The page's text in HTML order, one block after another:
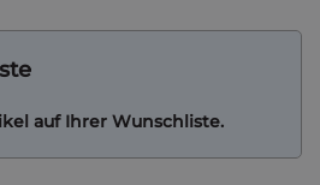
auf Ihrer Wunschliste.